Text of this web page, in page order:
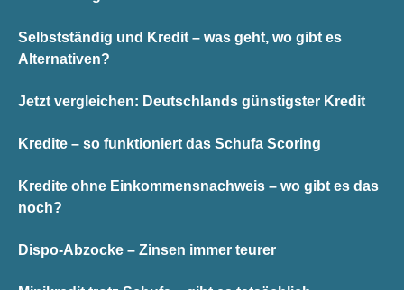
Selbstständig und Kredit – was geht, wo gibt es
Alternativen?
Jetzt vergleichen: Deutschlands günstigster Kredit
Kredite – so funktioniert das Schufa Scoring
Kredite ohne Einkommensnachweis – wo gibt es das
noch?
Dispo-Abzocke – Zinsen immer teurer